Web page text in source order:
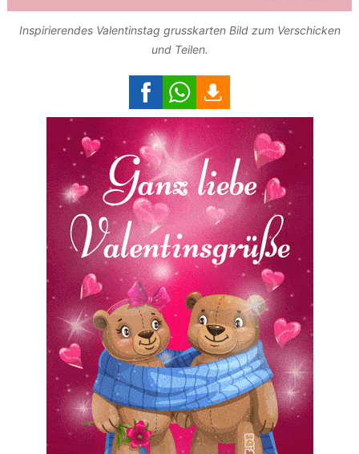
Inspirierendes Valentinstag grusskarten Bild zum Verschicken
und Teilen.